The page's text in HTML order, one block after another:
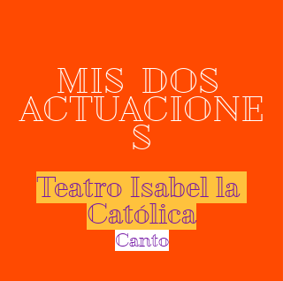
MIS  DOS
ACTUACIONE
S
Teatro Isabel la
Católica
Canto